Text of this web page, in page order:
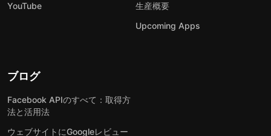
YouTube
生産概要
Upcoming Apps
ブログ
Facebook APIのすべて：取得方
法と活用法
ウェブサイトにGoogleレビュー